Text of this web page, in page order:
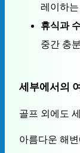
레이하
휴식과
중간 충
세부에서의
골프 외에도
아름다운 해